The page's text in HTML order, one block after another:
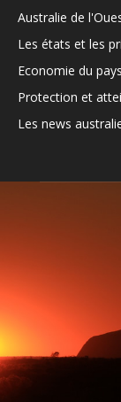
Australie de
Les états et les
Economie du
Protection et
Les news